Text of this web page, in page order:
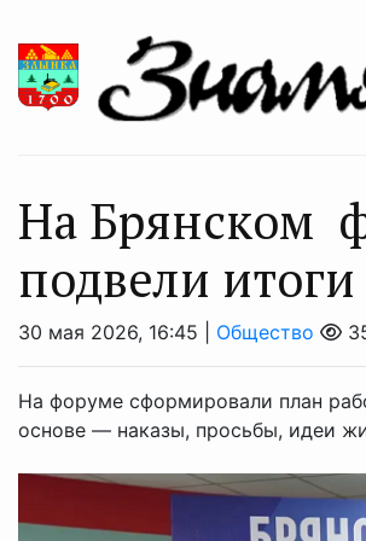
На Брянском
подвели итоги
30 мая 2026, 16:45 | Общество
На форуме сформировали план
основе — наказы, просьбы, идеи